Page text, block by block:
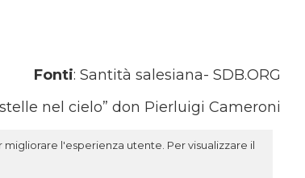
Fonti: Santità salesiana- SDB.ORG
nel cielo” don Pierluigi Cameroni
l'esperienza utente. Per visualizzare il